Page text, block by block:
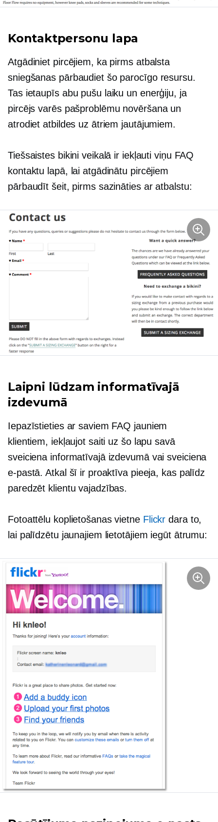
Kontaktpersonu lapa
Atgādiniet pircējiem, ka pirms atbalsta
sniegšanas pārbaudiet šo parocīgo resursu.
Tas ietaupīs abu pušu laiku un enerģiju, ja
pircējs varēs pašproblēmu novēršanaun
atrodiet atbildes uz ātriem jautājumiem.
Tiešsaistes bikini veikalā ir iekļauti viņu FAQ
kontaktu lapā, lai atgādinātu pircējiem
pārbaudīt šeit, pirms sazināties ar atbalstu:
Laipni lūdzam informatīvajā
izdevumā
Iepazīstieties ar saviem FAQ jauniem
klientiem, iekļaujot saiti uz šo lapu savā
sveiciena informatīvajā izdevumā vai sveiciena
e-pastā. Atkal šī ir proaktīva pieeja, kas palīdz
paredzēt klientu vajadzības.
Fotoattēlu koplietošanas vietne Flickr dara to,
lai palīdzētu jaunajiem lietotājiem iegūt ātrumu: